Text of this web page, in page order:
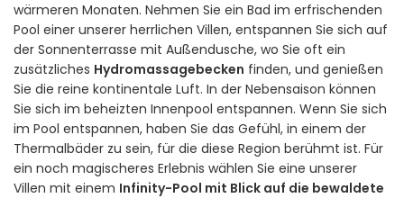
wärmeren Monaten. Nehmen Sie ein Bad im erfrischenden
Pool einer unserer herrlichen Villen, entspannen Sie sich auf
der Sonnenterrasse mit Außendusche, wo Sie oft ein
zusätzliches Hydromassagebecken finden, und genießen
Sie die reine kontinentale Luft. In der Nebensaison können
Sie sich im beheizten Innenpool entspannen. Wenn Sie sich
im Pool entspannen, haben Sie das Gefühl, in einem der
Thermalbäder zu sein, für die diese Region berühmt ist. Für
ein noch magischeres Erlebnis wählen Sie eine unserer
Villen mit einem Infinity-Pool mit Blick auf die bewaldete